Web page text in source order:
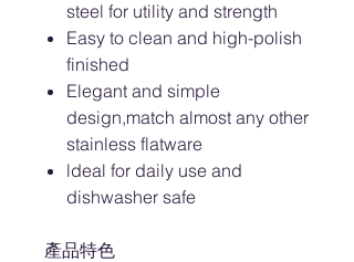
steel for utility and strength
Easy to clean and high-polish
finished
Elegant and simple
design,match almost any other
stainless flatware
ldeal for daily use and
dishwasher safe
產品特色